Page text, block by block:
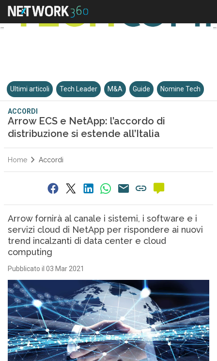
Ultimi articoli Tech Leader M&A Guide Nomine Tech
ACCORDI
Arrow ECS e NetApp: l’accordo di
distribuzione si estende all’Italia
Home Accordi
Arrow fornirà al canale i sistemi, i software e i
servizi cloud di NetApp per rispondere ai nuovi
trend incalzanti di data center e cloud
computing
Pubblicato il 03 Mar 2021